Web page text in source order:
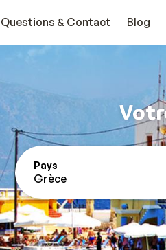
Questions & Contact Blog
Pays
Grèce